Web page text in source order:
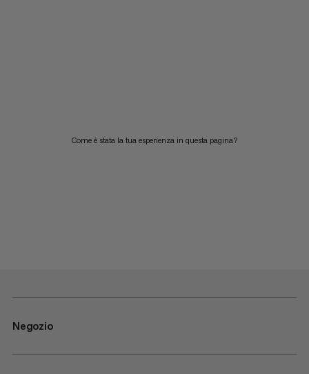
Come è stata la tua esperienza in questa pagina?
Negozio